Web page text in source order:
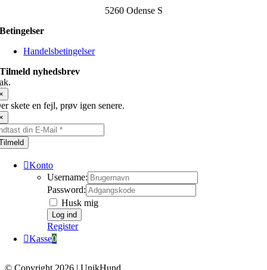
5260 Odense S
Betingelser
Handelsbetingelser
Tilmeld nyhedsbrev
skete en fejl, prøv igen senere.
Konto
Username:
Password:
Husk mig
Register
Kasse0